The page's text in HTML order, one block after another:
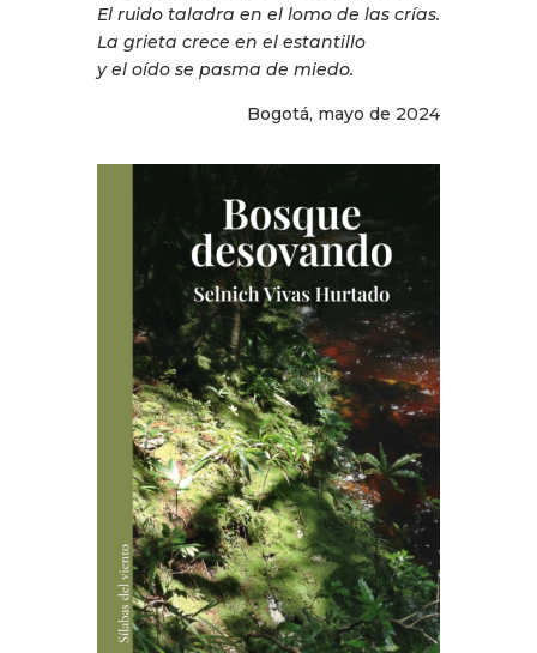
El ruido taladra en el lomo de las crías.
La grieta crece en el estantillo
y el oído se pasma de miedo.
Bogotá, mayo de 2024